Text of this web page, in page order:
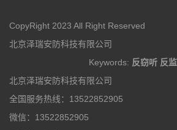
CopyRight 2023 All Right Reserved
北京泽瑞安防科技有限公司
Keywords: 反窃听 反
北京泽瑞安防科技有限公司
全国服务热线：13522852905
微信：13522852905